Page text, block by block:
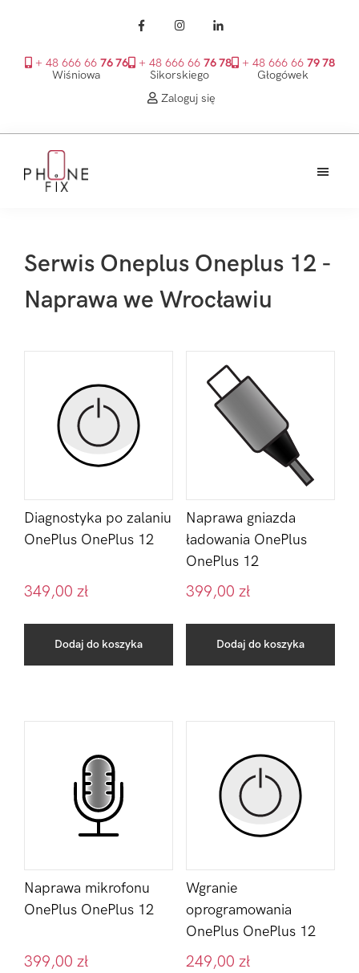
+ 48 666 66 76 76
Wiśniowa
+ 48 666 66 76 78
Sikorskiego
+ 48 666 66 79 78
Głogówek
Zaloguj się
głównego
Serwis Oneplus Oneplus 12 -
Naprawa we Wrocławiu
Diagnostyka po zalaniu
OnePlus OnePlus 12
349,00 zł
Dodaj do koszyka
Naprawa gniazda
ładowania OnePlus
OnePlus 12
399,00 zł
Dodaj do koszyka
Naprawa mikrofonu
OnePlus OnePlus 12
399,00 zł
Wgranie
oprogramowania
OnePlus OnePlus 12
249,00 zł